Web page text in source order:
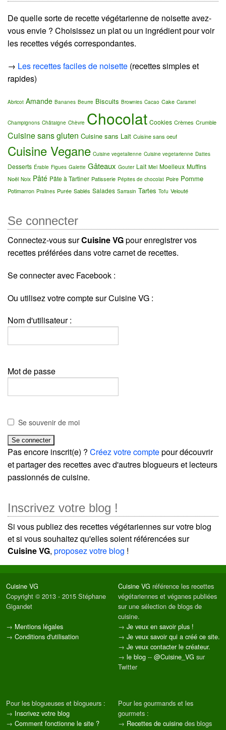
De quelle sorte de recette végétarienne de noisette avez-
vous envie ? Choisissez un plat ou un ingrédient pour voir
les recettes végés correspondantes.
→ Les recettes faciles de noisette (recettes simples et
rapides)
Abricot Amande Bananes Beurre Biscuits Brownies Cacao Cake Caramel
Champignons Châtaigne Chèvre Chocolat Cookies Crèmes Crumble
Cuisine sans gluten Cuisine sans Lait Cuisine sans oeuf
Cuisine Vegane Cuisine vegetalienne Cuisine vegetarienne Dattes
Desserts Érable Figues Galette Gâteaux Gouter Lait Miel Moelleux Muffins
Noël Noix Pâté Pâte à Tartiner Patisserie Pépites de chocolat Poire Pomme
Potimarron Pralines Purée Sablés Salades Sarrasin Tartes Tofu Velouté
Se connecter
Connectez-vous surCuisine VGpour enregistrer vos
recettes préférées dans votre carnet de recettes.
Se connecter avec Facebook :
Ou utilisez votre compte sur Cuisine VG :
Nom d'utilisateur :
Mot de passe
Se souvenir de moi
Pas encore inscrit(e) ? Créez votre comptepour découvrir
et partager des recettes avec d'autres blogueurs et lecteurs
passionnés de cuisine.
Inscrivez votre blog !
Si vous publiez des recettes végétariennes sur votre blog
et si vous souhaitez qu'elles soient référencées sur
Cuisine VG, proposez votre blog !
Cuisine VG
Copyright © 2013 - 2015 Stéphane
Gigandet
→ Mentions légales
→ Conditions d'utilisation
Cuisine VG référence les recettes
végétariennes et véganes publiées
sur une sélection de blogs de
cuisine.
→ Je veux en savoir plus !
→ Je veux savoir qui a créé ce site.
→ Je veux contacter le créateur.
→ le blog -- @Cuisine_VG sur
Twitter
Pour les blogueuses et blogueurs :
→ Inscrivez votre blog
→ Comment fonctionne le site ?
Pour les gourmands et les
gourmets :
→ Recettes de cuisine des blogs